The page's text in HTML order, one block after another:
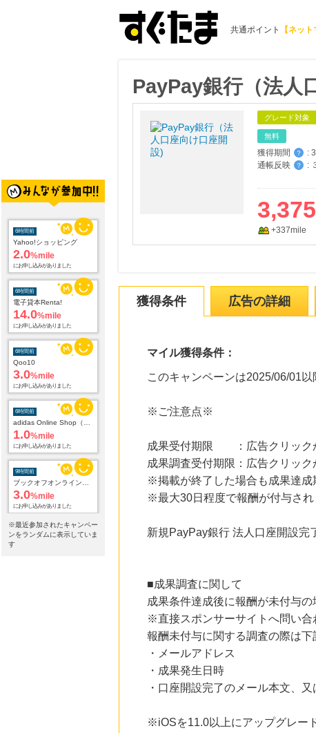
共通ポイント 【ネット
6時間前
Yahoo!ショッピング
2.0%mile
にお申し込みがありました
6時間前
電子貸本Renta!
14.0%mile
にお申し込みがありました
6時間前
Qoo10
3.0%mile
にお申し込みがありました
6時間前
1.0%mile
にお申し込みがありました
9時間前
3.0%mile
にお申し込みがありました
24時間前
楽天ブックス
※最近参加されたキャンペー
ンをランダムに表示していま
す
PayPay銀行（法人
グレード対象
無料
獲得期間 ？ :
通帳反映
？ :
3,375
+337mile
獲得条件 広告の詳細
マイル獲得条件：
このキャンペーンは2025/06/01
※ご注意点※
成果受付期限 ：広告クリック
成果調査受付期限：広告クリック
※掲載が終了した場合も成果達成
※最大30日程度で報酬が付与され
新規PayPay銀行 法人口座開設完
■成果調査に関して
成果条件達成後に報酬が未付与
※直接スポンサーサイトへ問い合
報酬未付与に関する調査の際は下
・メールアドレス
・成果発生日時
・口座開設完了のメール本文、又
※iOSを11.0以上にアップグレー